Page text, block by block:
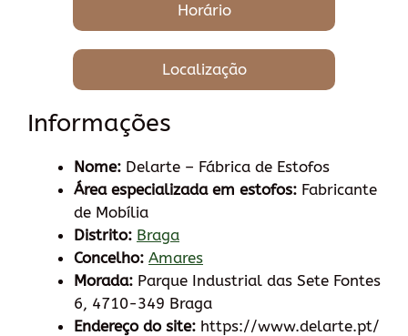
Horário
Localização
Informações
Nome: Delarte – Fábrica de Estofos
Área especializada em estofos: Fabricante
de Mobília
Distrito: Braga
Concelho: Amares
Morada: Parque Industrial das Sete Fontes
6, 4710-349 Braga
Endereço do site: https://www.delarte.pt/